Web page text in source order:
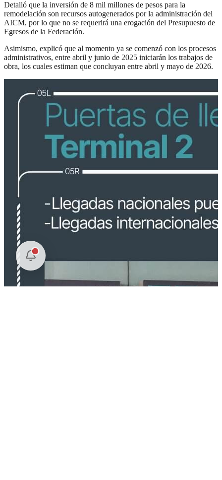
Detalló que la inversión de 8 mil millones de pesos para la
remodelación son recursos autogenerados por la administración del
AICM, por lo que no se requerirá una erogación del Presupuesto de
Egresos de la Federación.
Asimismo, explicó que al momento ya se comenzó con los procesos
administrativos, entre abril y junio de 2025 iniciarán los trabajos de
obra, los cuales estiman que concluyan entre abril y mayo de 2026.